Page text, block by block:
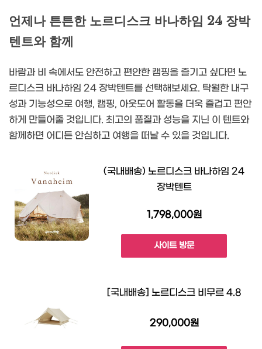
언제나 튼튼한 노르디스크 바나하임 24 장박
텐트와 함께
바람과 비 속에서도 안전하고 편안한 캠핑을 즐기고 싶다면 노
르디스크 바나하임 24 장박텐트를 선택해보세요. 탁월한 내구
성과 기능성으로 여행, 캠핑, 아웃도어 활동을 더욱 즐겁고 편안
하게 만들어줄 것입니다. 최고의 품질과 성능을 지닌 이 텐트와
함께하면 어디든 안심하고 여행을 떠날 수 있을 것입니다.
(국내배송) 노르디스크 바나하임 24
장박텐트
1,798,000원
사이트 방문
[국내배송] 노르디스크 비무르 4.8
290,000원